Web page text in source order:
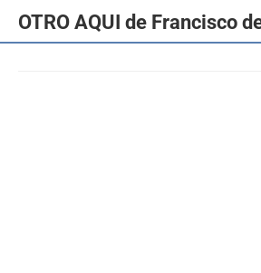
OTRO AQUI de Francisco